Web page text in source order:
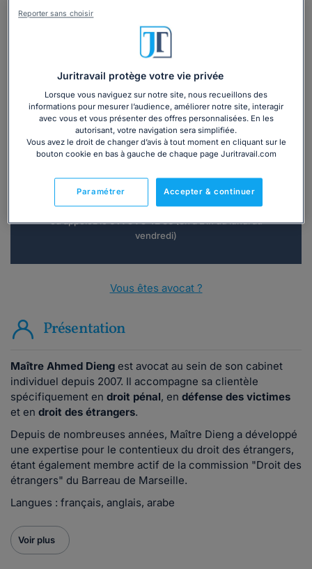
Recevoir des devis d'avocats
Vous souhaitez une consultation par
téléphone ?
Consulter immédiatement
ou appelez le01 75 75 42 33(8h à 21h du lundi au
vendredi)
Vous êtes avocat ?
Présentation
Maître Ahmed Dieng est avocat au sein de son cabinet
individuel depuis 2007. Il accompagne sa clientèle
spécifiquement en droit pénal, en défense des victimes
et en droit des étrangers.
Depuis de nombreuses années, Maître Dieng a développé
une expertise pour le contentieux du droit des étrangers,
étant également membre actif de la commission "Droit des
étrangers" du Barreau de Marseille.
Langues : français, anglais, arabe
Voir plus
Juritravail protège votre vie privée
Lorsque vous naviguez sur notre site, nous recueillons des
informations pour mesurer l’audience, améliorer notre site, interagir
avec vous et vous présenter des offres personnalisées. En les
autorisant, votre navigation sera simplifiée.
Vous avez le droit de changer d’avis à tout moment en cliquant sur le
bouton cookie en bas à gauche de chaque page Juritravail.com
Accepter & continuer
Paramétrer
Reporter sans choisir